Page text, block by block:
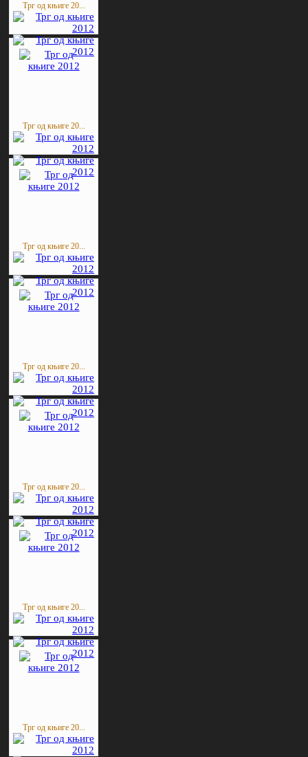
Трг од књиге 20...
Трг од књиге 20...
Трг од књиге 20...
Трг од књиге 20...
Трг од књиге 20...
Трг од књиге 20...
Трг од књиге 20...